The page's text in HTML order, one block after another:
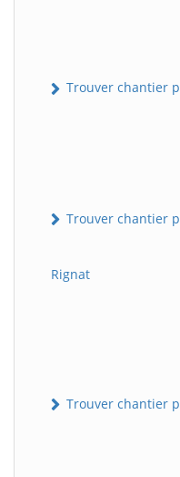
Trouver chantier
Trouver chantier
Rignat
Trouver chantier